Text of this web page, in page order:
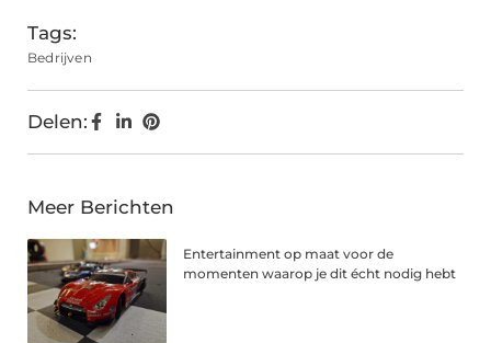
Tags:
Bedrijven
Delen:
Meer Berichten
Entertainment op maat voor de
momenten waarop je dit écht nodig hebt